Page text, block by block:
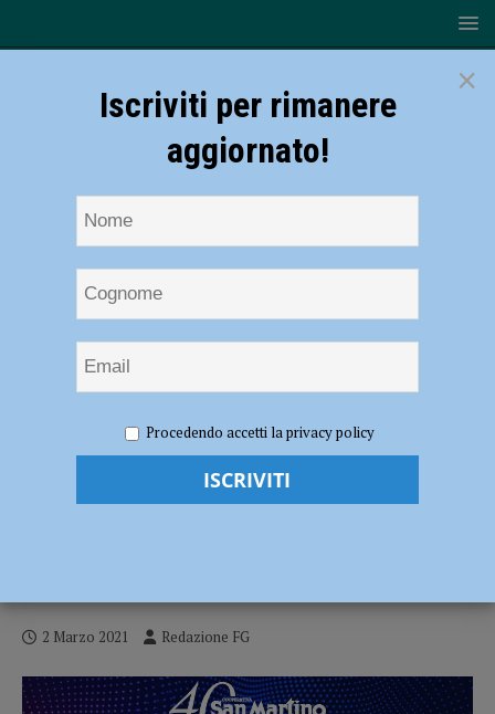
revisione dell’auto o mezzi privi di assicurazione, oltre 600 violazioni
accertate nel 2020
Mancata revisione dell’auto o mezzi privi
2 Marzo 2021 Redazione FG
×
Iscriviti per rimanere
aggiornato!
Procedendo accetti la privacy policy